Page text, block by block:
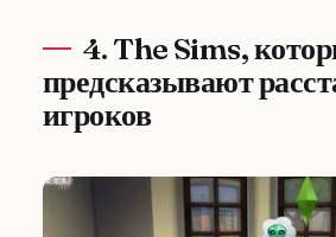
4. The Sims,
предсказывают
игроков